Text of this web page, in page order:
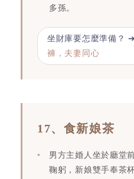
多孫。
坐財庫要怎麼準備？
褲，夫妻同心
17、食新娘茶
男方主婚人坐於廳堂
鞠躬，新娘雙手奉茶